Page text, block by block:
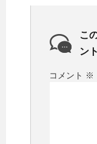
こ
ン
コメント ※